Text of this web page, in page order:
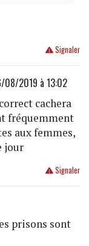
Signaler
08/2019 à 13:02
cachera
fréquemment
aux femmes,
jour
Signaler
prisons sont